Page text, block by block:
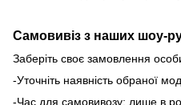
Самовивіз з наших шоу-
Заберіть своє замовлення
-Уточніть наявність обраної
-Час для самовивозу: лише в